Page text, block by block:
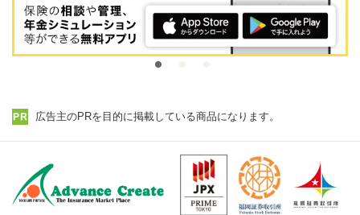
広告主のPRを目的に掲載している商品になります。